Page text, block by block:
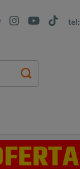
tel: